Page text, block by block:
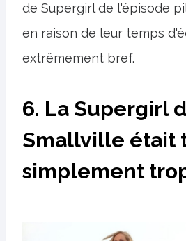
de Supergirl de l'épisode
en raison de leur temps
extrêmement bref.
6. La Supergirl
Smallville était
simplement